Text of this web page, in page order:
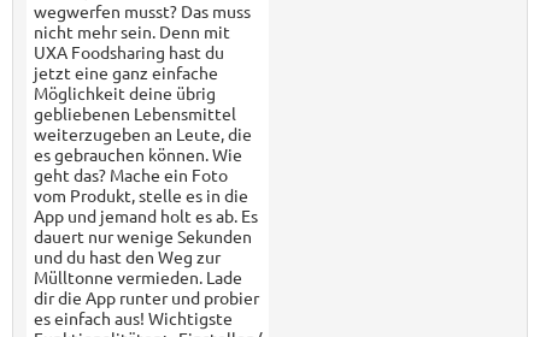
wegwerfen musst? Das muss
nicht mehr sein. Denn mit
UXA Foodsharing hast du
jetzt eine ganz einfache
Möglichkeit deine übrig
gebliebenen Lebensmittel
weiterzugeben an Leute, die
es gebrauchen können. Wie
geht das? Mache ein Foto
vom Produkt, stelle es in die
App und jemand holt es ab. Es
dauert nur wenige Sekunden
und du hast den Weg zur
Mülltonne vermieden. Lade
dir die App runter und probier
es einfach aus! Wichtigste